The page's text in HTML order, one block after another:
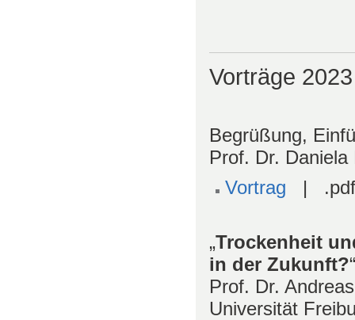
Vorträge 2023
Begrüßung,
Prof. Dr. Daniela
Vortrag |
„Trockenheit
in der Zukunft?“
Prof. Dr.
Universität